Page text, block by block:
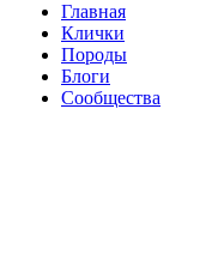
Главная
Клички
Породы
Блоги
Сообщества